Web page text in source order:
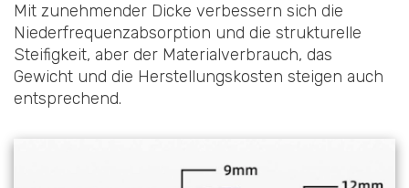
Mit zunehmender Dicke verbessern sich die
Niederfrequenzabsorption und die strukturelle
Steifigkeit, aber der Materialverbrauch, das
Gewicht und die Herstellungskosten steigen auch
entsprechend.